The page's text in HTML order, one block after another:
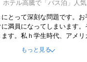
テル高騰で「バス泊」人気
とって深刻な問題です。お
満員になってしまいます
す。私ｈ学生時代、アメ
レイハウンドバスでした。夕
せていました。ただし、若い
もっと見る